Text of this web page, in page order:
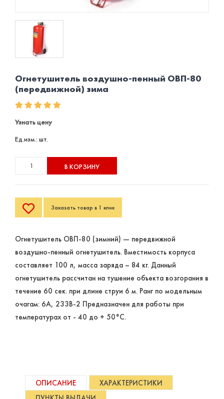
Огнетушитель воздушно-пенный ОВП-80
(передвижной) зима
Узнать цену
Ед.изм.: шт.
В КОРЗИНУ
Заказать товар в 1 клик
Огнетушитель ОВП-80 (зимний) — передвижной
воздушно-пенный огнетушитель. Вместимость корпуса
составляет 100 л, масса заряда – 84 кг. Данный
огнетушитель рассчитан на тушение объекта возгорания в
течение 60 сек. при длине струи 6 м. Ранг по модельным
очагам: 6А, 233В-2 Предназначен для работы при
температурах от - 40 до + 50°C.
ОПИСАНИЕ
ХАРАКТЕРИСТИКИ